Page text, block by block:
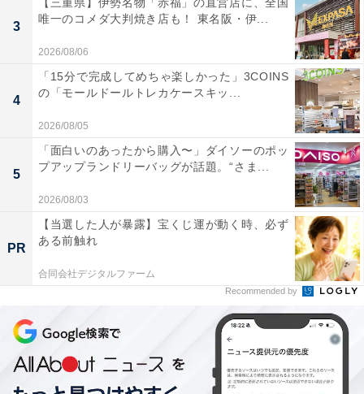
「さすが、純正品」。「BSL36A18X」に届いた口
コミは？
実際に「BSL36A18X」を使用するユーザーからは、ど
のような声が届いているのでしょうか。インターネット
1つ持っていれば、18Vも36Vも使用できるのが便利
電池はやっぱり純正品がよい。安心して使えるな、
と感じています
ブロアー用に利用しているのですが、バッテリーの
3
唯一のコメダ大判焼き店も！ 東名阪・伊...
2026/08/06
4
「15分で完成してめちゃ楽しかった」3COINS
の「モールドールトレカケースキッ...
2026/08/05
5
「面白いのあったから購入〜」ダイソーのポッ
プアップランドリーバッグが話題。“さま...
2026/08/03
PR
【当選した人が暴露】宝くじ運が動く時、必ず
ある前触れ
合同会社デジタルファーム
Recommended by